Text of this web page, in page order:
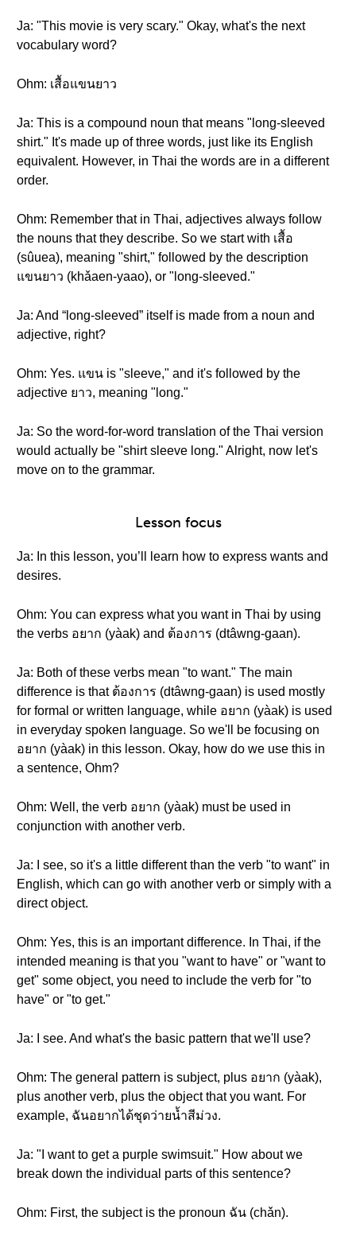
Ja: "This movie is very scary." Okay, what's the next
vocabulary word?
Ohm: เสื้อแขนยาว
Ja: This is a compound noun that means "long-sleeved
shirt." It's made up of three words, just like its English
equivalent. However, in Thai the words are in a different
order.
Ohm: Remember that in Thai, adjectives always follow
the nouns that they describe. So we start with เสื้อ
(sûuea), meaning "shirt," followed by the description
แขนยาว (khǎaen-yaao), or "long-sleeved."
Ja: And “long-sleeved” itself is made from a noun and
adjective, right?
Ohm: Yes. แขน is "sleeve," and it's followed by the
adjective ยาว, meaning "long."
Ja: So the word-for-word translation of the Thai version
would actually be "shirt sleeve long." Alright, now let's
move on to the grammar.
Lesson focus
Ja: In this lesson, you’ll learn how to express wants and
desires.
Ohm: You can express what you want in Thai by using
the verbs อยาก (yàak) and ต้องการ (dtâwng-gaan).
Ja: Both of these verbs mean "to want." The main
difference is that ต้องการ (dtâwng-gaan) is used mostly
for formal or written language, while อยาก (yàak) is used
in everyday spoken language. So we'll be focusing on
อยาก (yàak) in this lesson. Okay, how do we use this in
a sentence, Ohm?
Ohm: Well, the verb อยาก (yàak) must be used in
conjunction with another verb.
Ja: I see, so it's a little different than the verb "to want" in
English, which can go with another verb or simply with a
direct object.
Ohm: Yes, this is an important difference. In Thai, if the
intended meaning is that you "want to have" or "want to
get" some object, you need to include the verb for "to
have" or "to get."
Ja: I see. And what's the basic pattern that we'll use?
Ohm: The general pattern is subject, plus อยาก (yàak),
plus another verb, plus the object that you want. For
example, ฉันอยากได้ชุดว่ายน้ำสีม่วง.
Ja: "I want to get a purple swimsuit." How about we
break down the individual parts of this sentence?
Ohm: First, the subject is the pronoun ฉัน (chǎn).